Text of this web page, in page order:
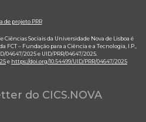
de projeto PRR
Sociais da Universidade Nova de Lisboa é
– Fundação para a Ciência e a Tecnologia, I.P.,
04647/2025 e UID/PRR/04647/2025.
e https://doi.org/10.54499/UID/PRR/04647/2025
do CICS.NOVA